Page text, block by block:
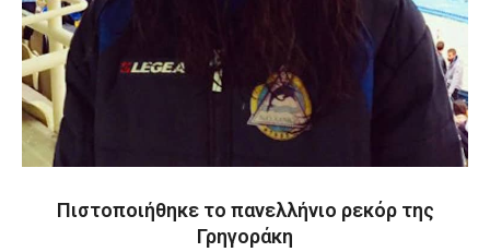
Πιστοποιήθηκε το πανελλήνιο ρεκόρ της
Γρηγοράκη